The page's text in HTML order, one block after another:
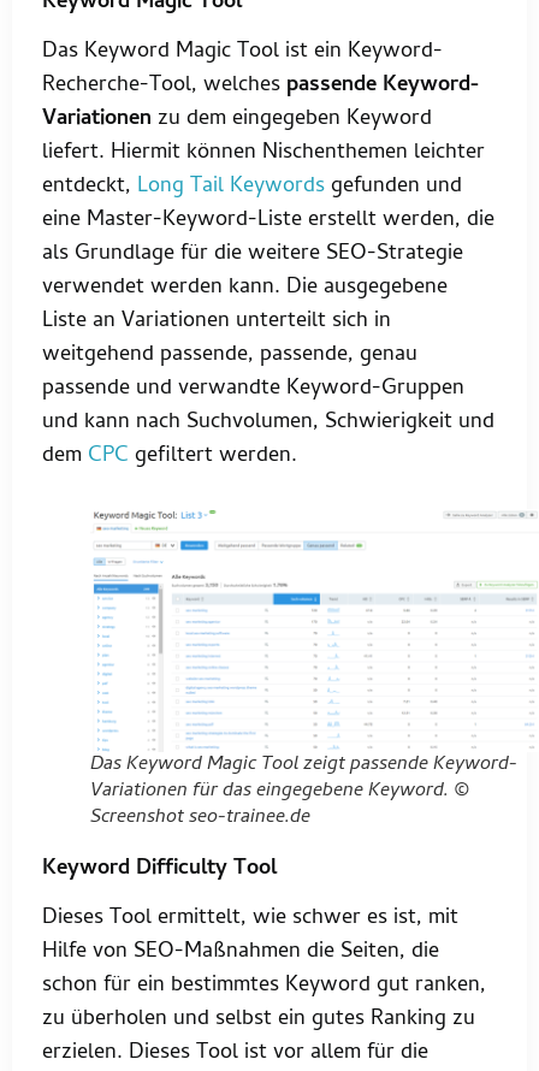
Das Keyword Magic Tool ist ein Keyword-
Recherche-Tool, welches passende Keyword-
Variationen zu dem eingegeben Keyword
liefert. Hiermit können Nischenthemen leichter
entdeckt, Long Tail Keywordsgefunden und
eine Master-Keyword-Liste erstellt werden, die
als Grundlage für die weitere SEO-Strategie
verwendet werden kann. Die ausgegebene
Liste an Variationen unterteilt sich in
weitgehend passende, passende, genau
passende und verwandte Keyword-Gruppen
und kann nach Suchvolumen, Schwierigkeit und
dem CPC gefiltert werden.
Das Keyword Magic Tool zeigt passende Keyword-
Variationen für das eingegebene Keyword. ©
Screenshot seo-trainee.de
Keyword Difficulty Tool
Dieses Tool ermittelt, wie schwer es ist, mit
Hilfe von SEO-Maßnahmen die Seiten, die
schon für ein bestimmtes Keyword gut ranken,
zu überholen und selbst ein gutes Ranking zu
erzielen. Dieses Tool ist vor allem für die